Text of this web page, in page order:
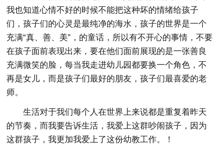
我也知道心情不好的时候不能把这种坏的情绪给孩子
们，孩子们的心灵是最纯净的海水，孩子的世界是一个
充满“真、善、美”，的童话，所以有不开心的事情，不要
在孩子面前表现出来，要在他们面前展现的是一张善良
充满微笑的脸，每当我走进幼儿园都要换一个角色，不
再是女儿，而是孩子们最好的朋友，孩子们最喜爱的老
师。
生活对于我们每个人在世界上来说都是重复着昨天
的节奏，而我要告诉生活，我爱上这群吵闹孩子，因为
这群孩子，我更加我爱上了这份幼教工作。！